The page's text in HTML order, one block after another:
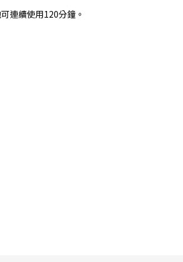
連續使用120分鐘。